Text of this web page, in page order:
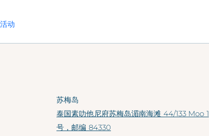
活动
苏梅岛
泰国素叻他尼府苏梅岛湄南海滩 44/133 Moo 1
号，邮编 84330